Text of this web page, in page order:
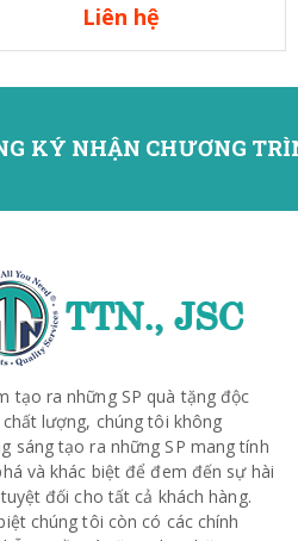
Liên hệ
KÝ NHẬN CHƯƠNG
tạo ra những SP quà tặng độc
lượng, chúng tôi không
sáng tạo ra những SP mang tính
và khác biệt để đem đến sự hài
đối cho tất cả khách hàng.
chúng tôi còn có các chính